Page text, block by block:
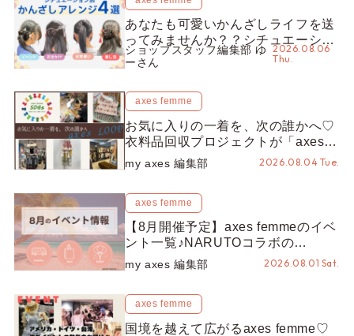
あなたも可愛いかんざしライフを送
ってみませんか？？シチュエーショ
ン別“かんざし”のオススメ【ショッ
プスタッフ編集部】
ショップスタッフ編集部 ゆ
ーさん
2026.08.06
Thu.
axes femme
お気に入りの一着を、次の誰かへ♡
衣料品回収プロジェクトが「axes
LOOP」にアップデート！活用する
とポイントが手に入る◎
my axes 編集部 2026.08.04 Tue.
axes femme
【8月開催予定】axes femmeのイベ
ント一覧♪NARUTOコラボの
REZEN POPUPから、プチYour
Stage.、ティーパーティまで！8月
my axes 編集部 2026.08.01 Sat.
axes femme
国境を越えて広がるaxes femme♡